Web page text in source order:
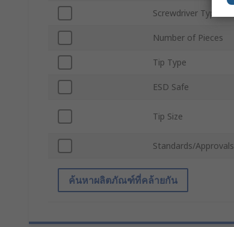
Screwdriver Type
Number of Pieces
Tip Type
ESD Safe
Tip Size
Standards/Approvals
ค้นหาผลิตภัณฑ์ที่คล้ายกัน